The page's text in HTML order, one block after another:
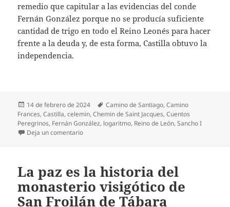
remedio que capitular a las evidencias del conde
Fernán González porque no se producía suficiente
cantidad de trigo en todo el Reino Leonés para hacer
frente a la deuda y, de esta forma, Castilla obtuvo la
independencia.
Publicado
el
14 de febrero de 2024 Etiquetas
Camino de Santiago,Camino
Frances,Castilla,celemin,Chemin de Saint Jacques,Cuentos
Peregrinos, Fernán González, logaritmo, Reino de León,Sancho I
Deja un comentarioen Castilla consiguió la independencia del Reino
La paz es la historia del
monasterio visigótico de
San Froilán de Tábara